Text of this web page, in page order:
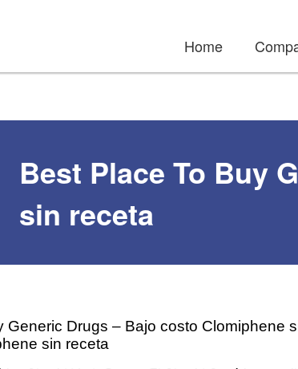
Home
Best Place To Buy
sin receta
Generic Drugs – Bajo costo Clomiphene
sin receta